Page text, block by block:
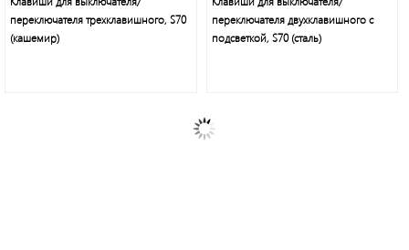
переключателя трехклавишного, S70
(кашемир)
переключателя двухклавишного с
подсветкой, S70 (сталь)